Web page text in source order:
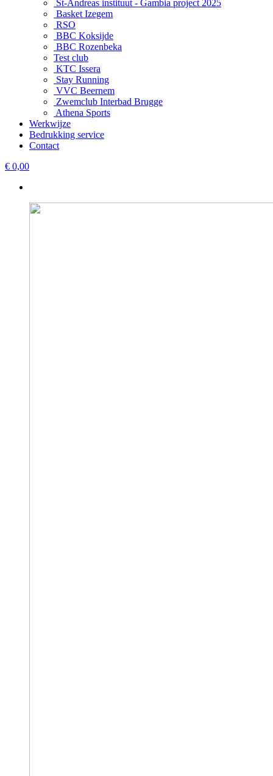
St-Andreas instituut - Gambia project 2025
Basket Izegem
RSO
BBC Koksijde
BBC Rozenbeka
Test club
KTC Issera
Stay Running
VVC Beernem
Zwemclub Interbad Brugge
Athena Sports
Werkwijze
Bedrukking service
Contact
€ 0,00